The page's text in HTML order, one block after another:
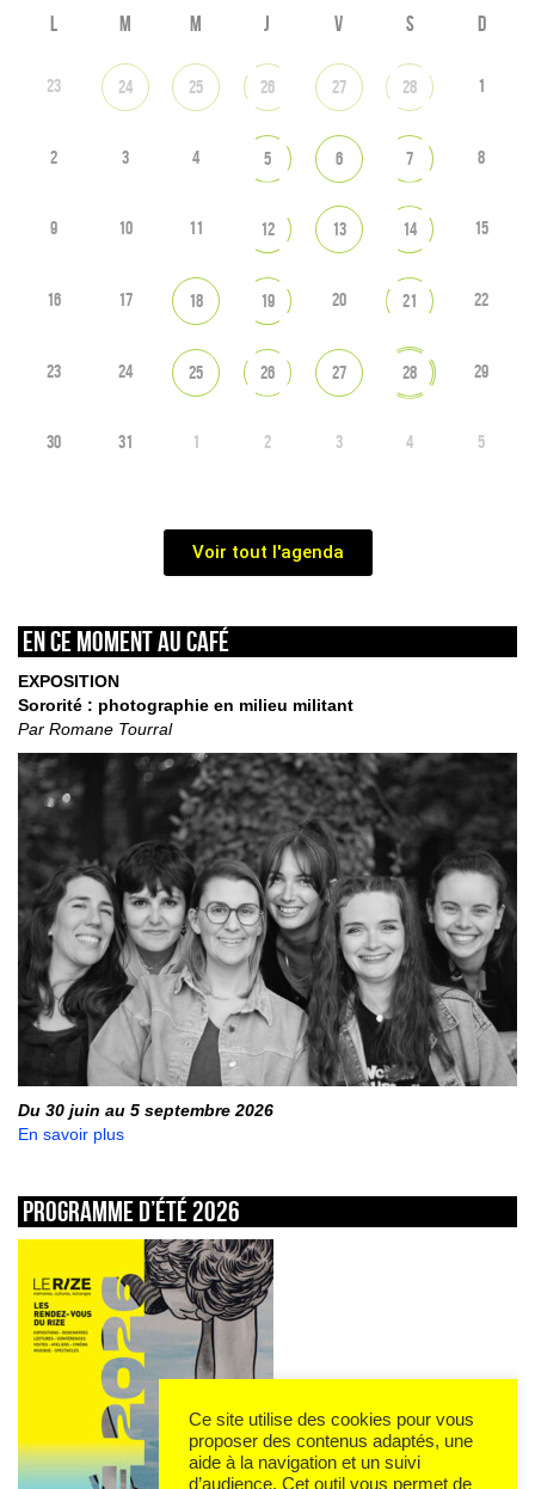
L M M J V S D
23 24 25 26 27 28 1
2 3 4 5 6 7 8
9 10 11 12 13 14 15
16 17 18 19 20 21 22
23 24 25 26 27 28 29
30 31 1 2 3 4 5
Voir tout l'agenda
En ce moment au café
EXPOSITION
Sororité : photographie en milieu militant
Par Romane Tourral
Du 30 juin au 5 septembre 2026
En savoir plus
Programme d’été 2026
Ce site utilise des cookies pour vous
proposer des contenus adaptés, une
aide à la navigation et un suivi
d’audience. Cet outil vous permet de